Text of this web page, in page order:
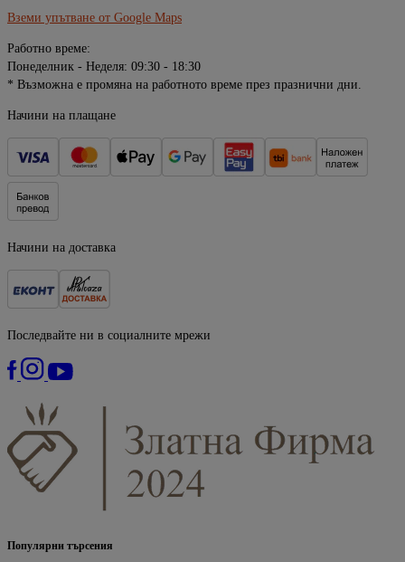
Вземи упътване от Google Maps
Работно време:
Понеделник - Неделя: 09:30 - 18:30
* Възможна е промяна на работното време през празнични дни.
Начини на плащане
Начини на доставка
Последвайте ни в социалните мрежи
Популярни търсения